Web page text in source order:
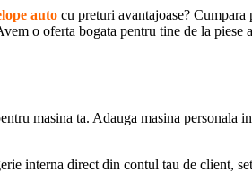
auto cu preturi avantajoase?
o oferta bogata pentru tine de la
masina ta. Adauga masina personala
interna direct din contul tau de client,